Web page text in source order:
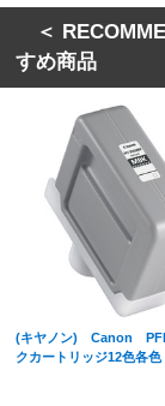
＜
すめ商品
(キヤノン) Canon
クカートリッジ12色各色